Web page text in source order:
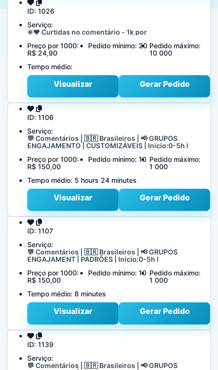
ID: 1026
Serviço:
✳️❤️ Curtidas no comentário - 1k por
Preço por 1000:
R$ 24,90
Pedido mínimo: 20 Pedido máximo:
10 000
Tempo médio:
Visualizar Gerar Pedido
ID: 1106
Serviço:
💬 Comentários | 🇧🇷 Brasileiros | 📢 GRUPOS
ENGAJAMENTO | CUSTOMIZÁVEIS | Inicio:0-5h l
Preço por 1000:
R$ 150,00
Pedido mínimo: 10 Pedido máximo:
1 000
Tempo médio: 5 hours 24 minutes
Visualizar Gerar Pedido
ID: 1107
Serviço:
💬 Comentários | 🇧🇷 Brasileiros | 📢 GRUPOS
ENGAJAMENT | PADRÕES | Inicio:0-5h l
Preço por 1000:
R$ 150,00
Pedido mínimo: 10 Pedido máximo:
1 000
Tempo médio: 8 minutes
Visualizar Gerar Pedido
ID: 1139
Serviço:
💬 Comentários | 🇧🇷 Brasileiros | 📢 GRUPOS